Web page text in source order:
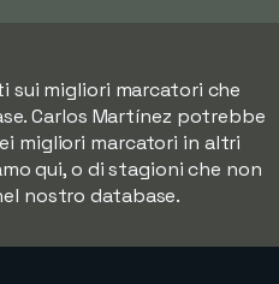
sui migliori marcatori che
Carlos Martínez potrebbe
migliori marcatori in altri
qui, o di stagioni che non
nostro database.